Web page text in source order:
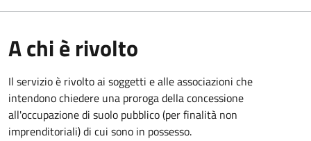
A chi è rivolto
Il servizio è rivolto ai soggetti e alle associazioni che
intendono chiedere una proroga della concessione
all'occupazione di suolo pubblico (per finalità non
imprenditoriali) di cui sono in possesso.